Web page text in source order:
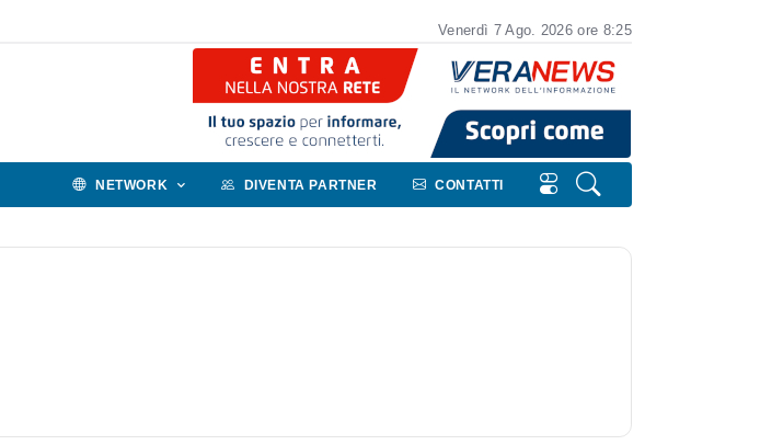
Venerdì 7 Ago. 2026 ore 8:25
NETWORK DIVENTA PARTNER CONTATTI